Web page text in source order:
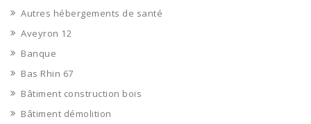
Autres hébergements de santé
Aveyron 12
Banque
Bas Rhin 67
Bâtiment construction bois
Bâtiment démolition